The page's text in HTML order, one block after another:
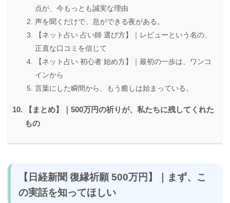
点が、今もっとも誠実な理由
声を聞くだけで、息ができる夜がある。
【ネット占い 占い師 選び方】｜レビューという名の、
正直な口コミを信じて
【ネット占い 初心者 始め方】｜最初の一歩は、ワンコ
インから
言葉にした瞬間から、もう癒しは始まっている。
【まとめ】｜500万円の祈りが、私たちに残してくれた
もの
【日経新聞 復縁祈願 500万円】｜まず、こ
の実話を知ってほしい